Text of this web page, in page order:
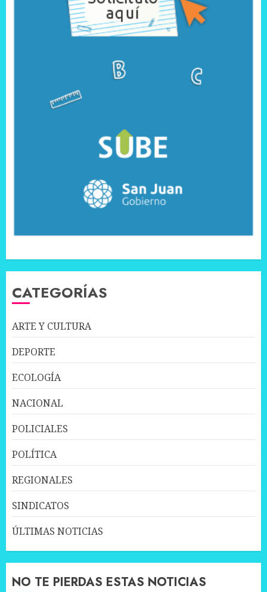
CATEGORÍAS
ARTE Y CULTURA
DEPORTE
ECOLOGÍA
NACIONAL
POLICIALES
POLÍTICA
REGIONALES
SINDICATOS
ÚLTIMAS NOTICIAS
NO TE PIERDAS ESTAS NOTICIAS